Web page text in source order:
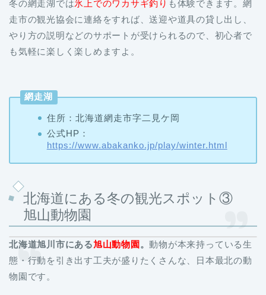
冬の網走湖では氷上でのワカサギ釣り も体験できます。網
走市の観光協会に連絡をすれば、送迎や道具の貸し出し、
やり方の説明などのサポートが受けられるので、初心者で
も気軽に楽しく楽しめますよ。
網走湖
住所：北海道網走市字二見ケ岡
公式HP：
https://www.abakanko.jp/play/winter.html
北海道にある冬の観光スポット③
旭山動物園
北海道旭川市にある旭山動物園 。動物が本来持っている生
態・行動を引き出す工夫が盛りたくさんな、日本最北の動
物園です。